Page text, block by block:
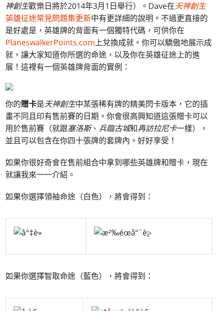
神創生歡樂日將於2014年3月1日舉行）。Dave在天神創生
英雄征途常見問題集更新中有更詳細的說明。不過更直接的
是好處是，英雄牌的背面有一個獨特代碼，可供你在
PlaneswalkerPoints.com上兌換成就。你可以驕傲地展示成
就，讓大家知道你所選的命途，以及你在英雄征途上的進
展！這裡有一個英雄牌背面的實例：
你的贈卡是天神創生中某張稀有牌的精美閃卡版本，它的插
畫不同且印有售前賽的日期。你會很高興知道這張贈卡可以
用於售前賽（就跟塞洛斯、 兵臨古城和再訪拉尼卡一樣），
並且可以包含在你四十張牌的套牌內。好好享受！
如果你很好奇會在售前組合中拿到哪些英雄牌和贈卡，現在
就讓我來一一介紹。
如果你選擇領袖命途（白色），將會得到：
如果你選擇智取命途（藍色），將會得到：